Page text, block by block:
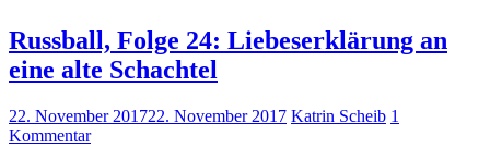
Russball, Folge 24: Liebeserklärung an
eine alte Schachtel
22. November 201722. November 2017 Katrin Scheib 1
Kommentar